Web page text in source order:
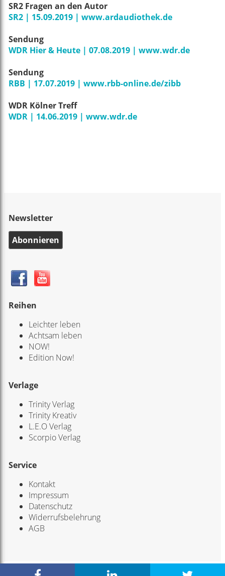
SR2 Fragen an den Autor
SR2 | 15.09.2019 | www.ardaudiothek.de
Sendung
WDR Hier & Heute | 07.08.2019 | www.wdr.de
Sendung
RBB | 17.07.2019 | www.rbb-online.de/zibb
WDR Kölner Treff
WDR | 14.06.2019 | www.wdr.de
Newsletter
Abonnieren
Reihen
Leichter leben
Achtsam leben
NOW!
Edition Now!
Verlage
Trinity Verlag
Trinity Kreativ
L.E.O Verlag
Scorpio Verlag
Service
Kontakt
Impressum
Datenschutz
Widerrufsbelehrung
AGB